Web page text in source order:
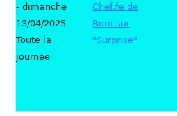
- dimanche
13/04/2025
Toute la
journée
Chef.fe de
Bord sur
"Surprise"